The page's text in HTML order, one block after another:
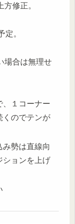
修正。
定。
場合は無理せ
、１コーナー
くのでテンが
勢は直線向
ションを上げ